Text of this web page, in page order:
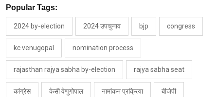
Popular Tags:
2024 by-election 2024 उपचुनाव bjp congress
kc venugopal nomination process
rajasthan rajya sabha by-election rajya sabha seat
कांग्रेस केसी वेणुगोपाल नामांकन प्रक्रिया बीजेपी